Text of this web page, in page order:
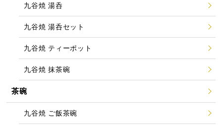
九谷焼 湯呑
九谷焼 湯呑セット
九谷焼 ティーポット
九谷焼 抹茶碗
茶碗
九谷焼 ご飯茶碗